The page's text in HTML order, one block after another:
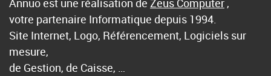
Annuo est une réalisation de Zeus Computer ,
votre partenaire Informatique depuis 1994.
Site Internet, Logo, Référencement, Logiciels sur
mesure,
de Gestion, de Caisse, …